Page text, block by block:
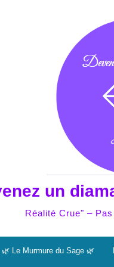
un
Réalité Crue" –
🌿 Le Murmure du Sage 🌿